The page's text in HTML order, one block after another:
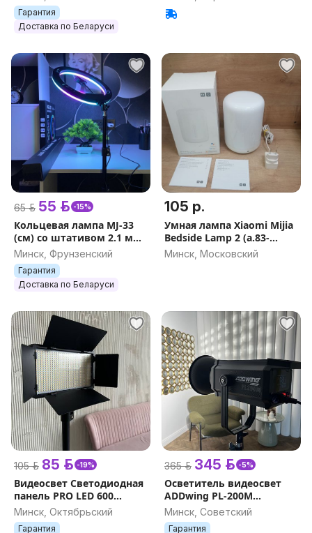
ГАРАНТИЯ пульт ДУ в
комплекте
Гарантия
Доставка по Беларуси
65 р. 55 р. -15%
Кольцевая лампа MJ-33
(см) со штативом 2.1 м
LED RGB цветная для
селфи и тик ток +
держатель и пульт
Минск, Фрунзенский
Гарантия
Доставка по Беларуси
105 р.
Умная лампа Xiaomi Mijia
Bedside Lamp 2 (а.83-
020009)
Минск, Московский
105 р. 85 р. -19%
Видеосвет Светодиодная
панель PRO LED 600
НОВЫЙ ГАРАНТИЯ
Минск, Октябрьский
Гарантия
365 р. 345 р. -5%
Осветитель видеосвет
ADDwing PL-200M
(200ватт) НОВЫЙ
ГАРАНТИЯ с пультом
Минск, Советский
Гарантия